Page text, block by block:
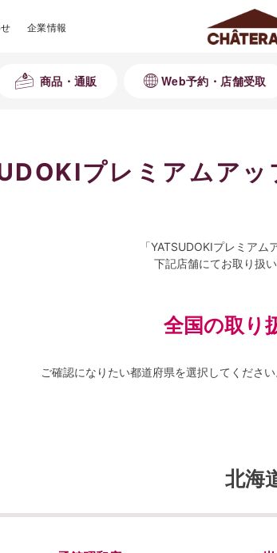
企業情報
商品・通販 Web予約・店舗受取
プレミアムアッ
「YATSUDOKIプレミアム
下記店舗にてお取り扱い
全国の取り
ご確認になりたい都道府県を選択してください
北海